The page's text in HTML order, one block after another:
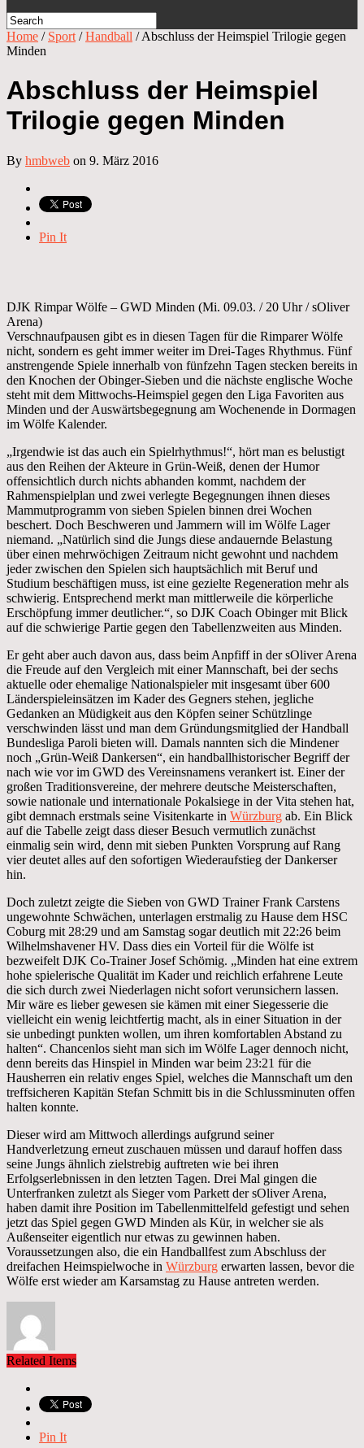
Home / Sport /Handball /Abschluss der Heimspiel Trilogie gegen
Minden
Abschluss der Heimspiel
Trilogie gegen Minden
By hmbweb on 9. März 2016
Pin It
DJK Rimpar Wölfe – GWD Minden (Mi. 09.03. / 20 Uhr / sOliver
Arena)
Verschnaufpausen gibt es in diesen Tagen für die Rimparer Wölfe
nicht, sondern es geht immer weiter im Drei-Tages Rhythmus. Fünf
anstrengende Spiele innerhalb von fünfzehn Tagen stecken bereits in
den Knochen der Obinger-Sieben und die nächste englische Woche
steht mit dem Mittwochs-Heimspiel gegen den Liga Favoriten aus
Minden und der Auswärtsbegegnung am Wochenende in Dormagen
im Wölfe Kalender.
„Irgendwie ist das auch ein Spielrhythmus!“, hört man es belustigt
aus den Reihen der Akteure in Grün-Weiß, denen der Humor
offensichtlich durch nichts abhanden kommt, nachdem der
Rahmenspielplan und zwei verlegte Begegnungen ihnen dieses
Mammutprogramm von sieben Spielen binnen drei Wochen
beschert. Doch Beschweren und Jammern will im Wölfe Lager
niemand. „Natürlich sind die Jungs diese andauernde Belastung
über einen mehrwöchigen Zeitraum nicht gewohnt und nachdem
jeder zwischen den Spielen sich hauptsächlich mit Beruf und
Studium beschäftigen muss, ist eine gezielte Regeneration mehr als
schwierig. Entsprechend merkt man mittlerweile die körperliche
Erschöpfung immer deutlicher.“, so DJK Coach Obinger mit Blick
auf die schwierige Partie gegen den Tabellenzweiten aus Minden.
Er geht aber auch davon aus, dass beim Anpfiff in der sOliver Arena
die Freude auf den Vergleich mit einer Mannschaft, bei der sechs
aktuelle oder ehemalige Nationalspieler mit insgesamt über 600
Länderspieleinsätzen im Kader des Gegners stehen, jegliche
Gedanken an Müdigkeit aus den Köpfen seiner Schützlinge
verschwinden lässt und man dem Gründungsmitglied der Handball
Bundesliga Paroli bieten will. Damals nannten sich die Mindener
noch „Grün-Weiß Dankersen“, ein handballhistorischer Begriff der
nach wie vor im GWD des Vereinsnamens verankert ist. Einer der
großen Traditionsvereine, der mehrere deutsche Meisterschaften,
sowie nationale und internationale Pokalsiege in der Vita stehen hat,
gibt demnach erstmals seine Visitenkarte in Würzburg ab. Ein Blick
auf die Tabelle zeigt dass dieser Besuch vermutlich zunächst
einmalig sein wird, denn mit sieben Punkten Vorsprung auf Rang
vier deutet alles auf den sofortigen Wiederaufstieg der Dankerser
hin.
Doch zuletzt zeigte die Sieben von GWD Trainer Frank Carstens
ungewohnte Schwächen, unterlagen erstmalig zu Hause dem HSC
Coburg mit 28:29 und am Samstag sogar deutlich mit 22:26 beim
Wilhelmshavener HV. Dass dies ein Vorteil für die Wölfe ist
bezweifelt DJK Co-Trainer Josef Schömig. „Minden hat eine extrem
hohe spielerische Qualität im Kader und reichlich erfahrene Leute
die sich durch zwei Niederlagen nicht sofort verunsichern lassen.
Mir wäre es lieber gewesen sie kämen mit einer Siegesserie die
vielleicht ein wenig leichtfertig macht, als in einer Situation in der
sie unbedingt punkten wollen, um ihren komfortablen Abstand zu
halten“. Chancenlos sieht man sich im Wölfe Lager dennoch nicht,
denn bereits das Hinspiel in Minden war beim 23:21 für die
Hausherren ein relativ enges Spiel, welches die Mannschaft um den
treffsicheren Kapitän Stefan Schmitt bis in die Schlussminuten offen
halten konnte.
Dieser wird am Mittwoch allerdings aufgrund seiner
Handverletzung erneut zuschauen müssen und darauf hoffen dass
seine Jungs ähnlich zielstrebig auftreten wie bei ihren
Erfolgserlebnissen in den letzten Tagen. Drei Mal gingen die
Unterfranken zuletzt als Sieger vom Parkett der sOliver Arena,
haben damit ihre Position im Tabellenmittelfeld gefestigt und sehen
jetzt das Spiel gegen GWD Minden als Kür, in welcher sie als
Außenseiter eigentlich nur etwas zu gewinnen haben.
Voraussetzungen also, die ein Handballfest zum Abschluss der
dreifachen Heimspielwoche in Würzburg erwarten lassen, bevor die
Wölfe erst wieder am Karsamstag zu Hause antreten werden.
Related Items
Pin It